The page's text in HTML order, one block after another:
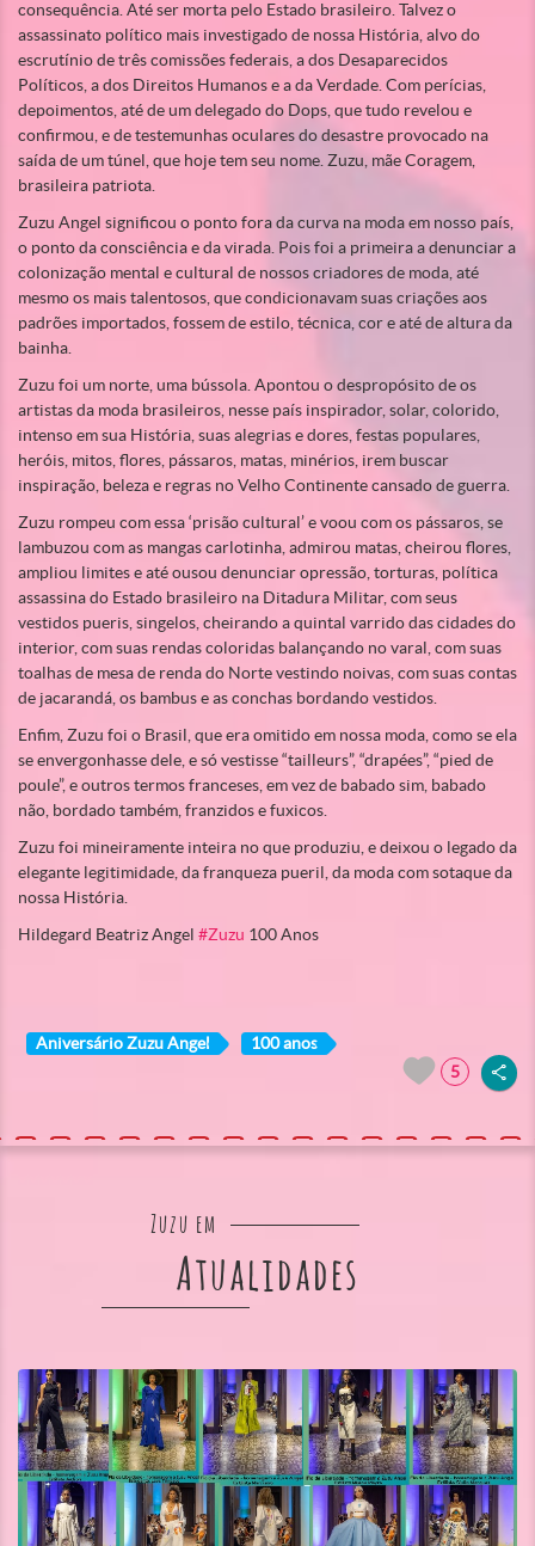
consequência. Até ser morta pelo Estado brasileiro. Talvez o
assassinato político mais investigado de nossa História, alvo do
escrutínio de três comissões federais, a dos Desaparecidos
Políticos, a dos Direitos Humanos e a da Verdade. Com perícias,
depoimentos, até de um delegado do Dops, que tudo revelou e
confirmou, e de testemunhas oculares do desastre provocado na
saída de um túnel, que hoje tem seu nome. Zuzu, mãe Coragem,
brasileira patriota.
Zuzu Angel significou o ponto fora da curva na moda em nosso país,
o ponto da consciência e da virada. Pois foi a primeira a denunciar a
colonização mental e cultural de nossos criadores de moda, até
mesmo os mais talentosos, que condicionavam suas criações aos
padrões importados, fossem de estilo, técnica, cor e até de altura da
bainha.
Zuzu foi um norte, uma bússola. Apontou o despropósito de os
artistas da moda brasileiros, nesse país inspirador, solar, colorido,
intenso em sua História, suas alegrias e dores, festas populares,
heróis, mitos, flores, pássaros, matas, minérios, irem buscar
inspiração, beleza e regras no Velho Continente cansado de guerra.
Zuzu rompeu com essa ‘prisão cultural’ e voou com os pássaros, se
lambuzou com as mangas carlotinha, admirou matas, cheirou flores,
ampliou limites e até ousou denunciar opressão, torturas, política
assassina do Estado brasileiro na Ditadura Militar, com seus
vestidos pueris, singelos, cheirando a quintal varrido das cidades do
interior, com suas rendas coloridas balançando no varal, com suas
toalhas de mesa de renda do Norte vestindo noivas, com suas contas
de jacarandá, os bambus e as conchas bordando vestidos.
Enfim, Zuzu foi o Brasil, que era omitido em nossa moda, como se ela
se envergonhasse dele, e só vestisse “tailleurs”, “drapées”, “pied de
poule”, e outros termos franceses, em vez de babado sim, babado
não, bordado também, franzidos e fuxicos.
Zuzu foi mineiramente inteira no que produziu, e deixou o legado da
elegante legitimidade, da franqueza pueril, da moda com sotaque da
nossa História.
Hildegard Beatriz Angel #Zuzu 100 Anos
Aniversário Zuzu Angel
100 anos
5
Zuzu em
Atualidades